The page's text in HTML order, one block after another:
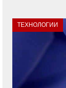
ТЕХНОЛОГИИ